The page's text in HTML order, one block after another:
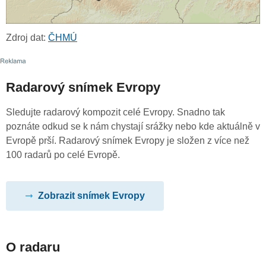
Zdroj dat: ČHMÚ
Radarový snímek Evropy
Sledujte radarový kompozit celé Evropy. Snadno tak
poznáte odkud se k nám chystají srážky nebo kde aktuálně v
Evropě prší. Radarový snímek Evropy je složen z více než
100 radarů po celé Evropě.
Zobrazit snímek Evropy
O radaru